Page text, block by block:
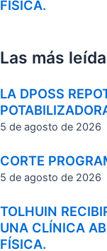
FÍSICA.
Las más
LA DPOSS
5 de agosto de 2026
CORTE
5 de agosto de 2026
TOLHUIN
UNA CLÍNICA
FÍSICA.